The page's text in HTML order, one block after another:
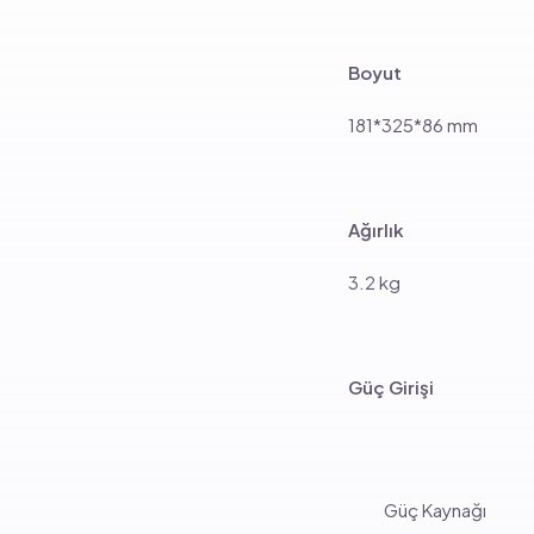
Boyut
181*325*86 mm
Ağırlık
3.2 kg
Güç Girişi
Güç Kaynağı